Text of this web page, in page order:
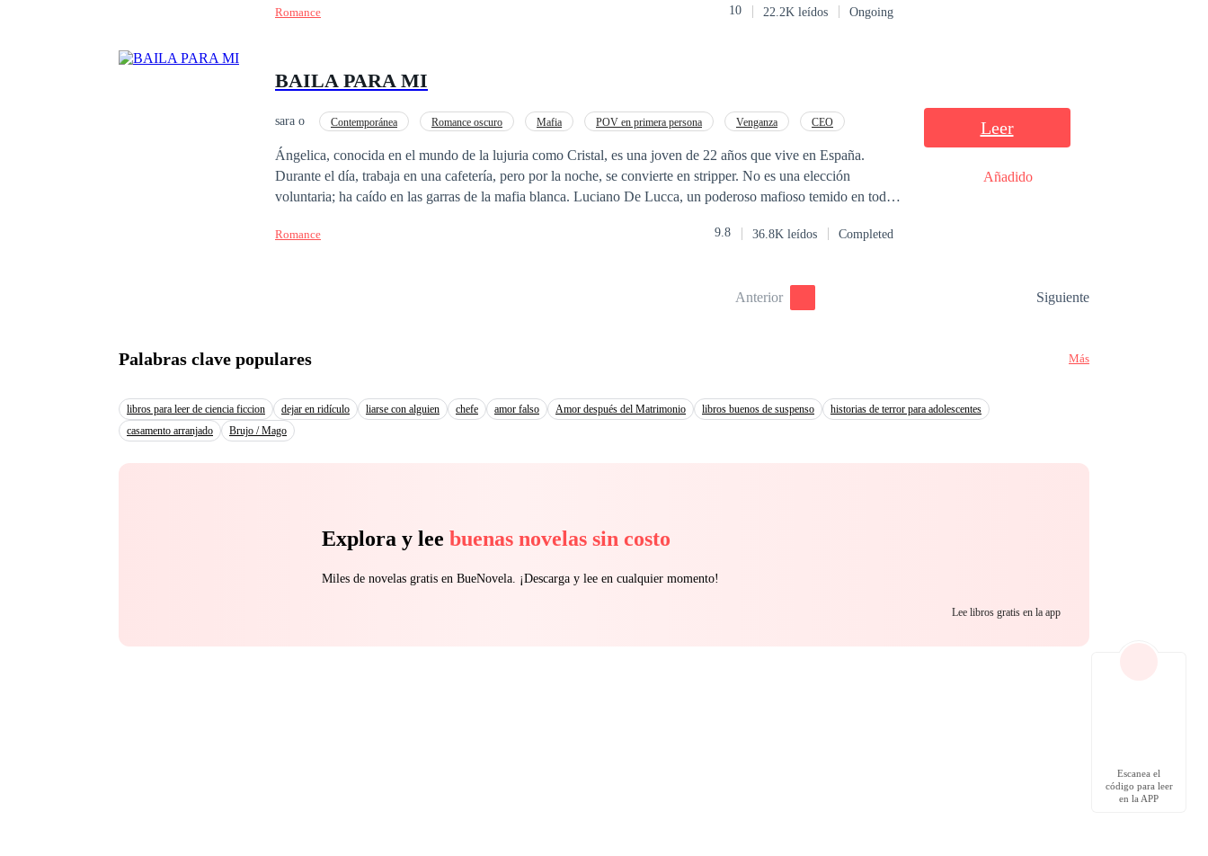
también desafiar a su madre para que los deje enamorarse y tener su vivir felices por siempre.
Romance 10 22.2K leídos Ongoing
BAILA PARA MI
sara o Contemporánea Romance oscuro Mafia POV en primera persona Venganza
CEO
Ángelica, conocida en el mundo de la lujuria como Cristal, es una joven de 22 años que vive en España.
Durante el día, trabaja en una cafetería, pero por la noche, se convierte en stripper. No es una elección
voluntaria; ha caído en las garras de la mafia blanca. Luciano De Lucca, un poderoso mafioso temido en toda
Ángelica. Algo extraño despierta en él, llevándolo a enfrentarse a problemas con la misma mafia blanca.
Romance 9.8 36.8K leídos Completed
Leer
Añadido
Anterior Siguiente
Palabras clave populares Más
libros para leer de ciencia ficcion dejar en ridículo liarse con alguien chefe amor falso Amor después del Matrimonio libros buenos de suspenso
historias de terror para adolescentes
casamento arranjado
Brujo / Mago
Explora y lee buenas novelas sin costo
Miles de novelas gratis en BueNovela. ¡Descarga y lee en cualquier momento!
Lee libros gratis en la app
Escanea el
código para leer
en la APP